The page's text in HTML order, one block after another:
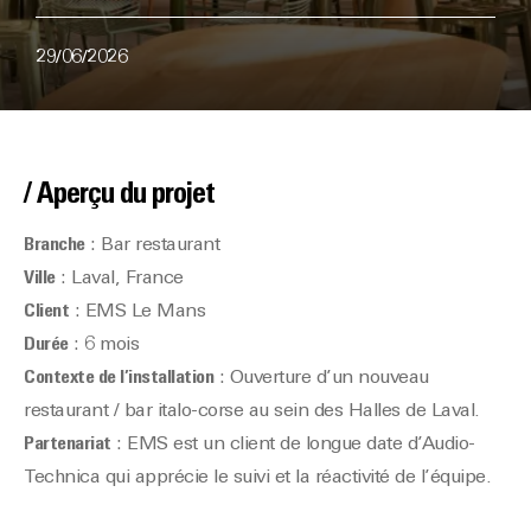
29/06/2026
/ Aperçu du projet
Branche: Bar restaurant
Ville: Laval, France
Client : EMS Le Mans
Durée: 6 mois
Contexte de l’installation: Ouverture d’un nouveau
restaurant / bar italo-corse au sein des Halles de Laval.
Partenariat : EMS est un client de longue date d’Audio-
Technica qui apprécie le suivi et la réactivité de l’équipe.